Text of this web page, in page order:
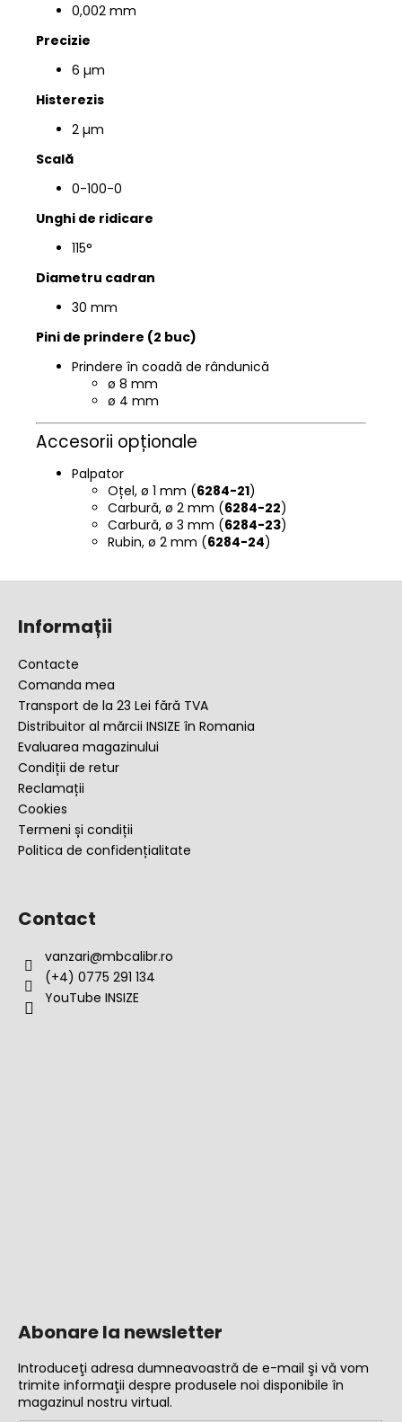
0,002 mm
Precizie
6 µm
Histerezis
2 µm
Scală
0-100-0
Unghi de ridicare
115°
Diametru cadran
30 mm
Pini de prindere (2 buc)
Prindere în coadă de rândunică
ø 8 mm
ø 4 mm
Accesorii opționale
Palpator
Oțel, ø 1 mm (6284-21)
Carbură, ø 2 mm (6284-22)
Carbură, ø 3 mm (6284-23)
Rubin, ø 2 mm (6284-24)
Informații
Contacte
Comanda mea
Transport de la 23 Lei fără TVA
Distribuitor al mărcii INSIZE în Romania
Evaluarea magazinului
Condiții de retur
Reclamații
Cookies
Termeni și condiții
Politica de confidențialitate
Contact
vanzari@mbcalibr.ro
(+4) 0775 291 134
YouTube INSIZE
Abonare la newsletter
Introduceţi adresa dumneavoastră de e-mail şi vă vom
trimite informaţii despre produsele noi disponibile în
magazinul nostru virtual.